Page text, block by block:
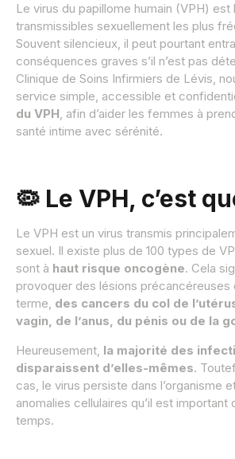
Le virus du papillome humain (VPH) est
transmissibles sexuellement les plus
Souvent silencieux, il peut pourtant
conséquences graves s’il n’est pas
Clinique de Soins Infirmiers de Lévis,
service simple, accessible et
du VPH, afin d’aider les femmes à
santé intime avec sérénité.
🦠 Le VPH, c’est
Le VPH est un virus transmis
sexuel. Il existe plus de 100 types de
sont à haut risque oncogène. Cela
provoquer des lésions précancéreuses
terme, des cancers du col de
vagin, de l’anus, du pénis ou de la
Heureusement, la majorité des
disparaissent d’elles-mêmes.
cas, le virus persiste dans l’organisme
anomalies cellulaires qu’il est important
temps.